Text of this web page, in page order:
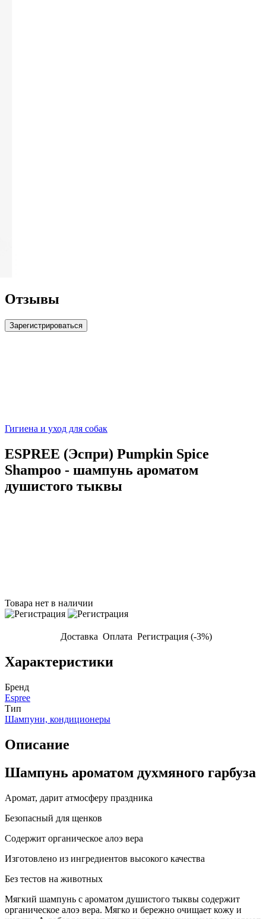
Отзывы
Зарегистрироваться
Гигиена и уход для собак
ESPREE (Эспри) Pumpkin Spice
Shampoo - шампунь ароматом
душистого тыквы
Товара нет в наличии
Доставка Оплата Регистрация (-3%)
Характеристики
Бренд
Espree
Тип
Шампуни, кондиционеры
Описание
Шампунь ароматом духмяного гарбуза
Аромат, дарит атмосферу праздника
Безопасный для щенков
Содержит органическое алоэ вера
Изготовлено из ингредиентов высокого качества
Без тестов на животных
Мягкий шампунь с ароматом душистого тыквы содержит
органическое алоэ вера. Мягко и бережно очищает кожу и